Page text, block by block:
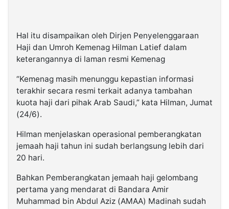
Hal itu disampaikan oleh Dirjen Penyelenggaraan
Haji dan Umroh Kemenag Hilman Latief dalam
keterangannya di laman resmi Kemenag
“Kemenag masih menunggu kepastian informasi
terakhir secara resmi terkait adanya tambahan
kuota haji dari pihak Arab Saudi,” kata Hilman, Jumat
(24/6).
Hilman menjelaskan operasional pemberangkatan
jemaah haji tahun ini sudah berlangsung lebih dari
20 hari.
Bahkan Pemberangkatan jemaah haji gelombang
pertama yang mendarat di Bandara Amir
Muhammad bin Abdul Aziz (AMAA) Madinah sudah